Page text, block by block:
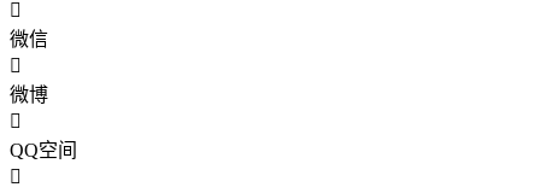
微信
微博
QQ空间